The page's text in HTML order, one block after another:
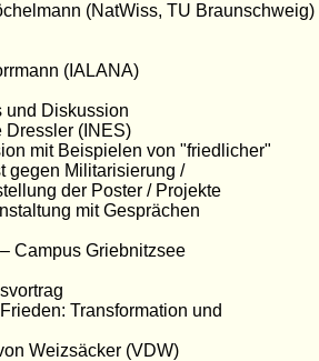
(NatWiss, TU Braunschweig)
(IALANA)
und Diskussion
Dressler (INES)
mit Beispielen von "friedlicher"
gegen Militarisierung /
der Poster / Projekte
mit Gesprächen
Campus Griebnitzsee
Transformation und
Weizsäcker (VDW)